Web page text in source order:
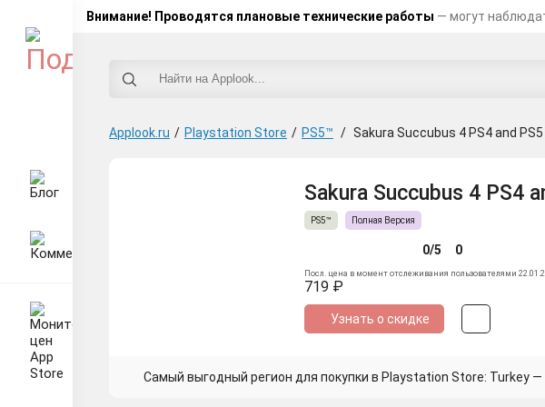
Внимание! Проводятся плановые технические работы — могут
Applook.ru / Playstation Store / PS5™ / Sakura Succubus 4 PS4 and PS5
Sakura Succubus 4 PS4
PS5™ Полная Версия
0/5 0
Посл. цена в момент отслеживания пользователями
719 ₽
Узнать о скидке
Самый выгодный регион для покупки в Playstation Store: Turkey —